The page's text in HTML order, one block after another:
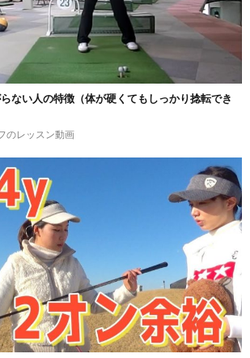
ない人の特徴（体が硬くてもしっかり捻転でき
のレッスン動画